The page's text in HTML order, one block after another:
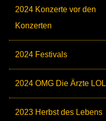
2024 Konzerte vor den
Konzerten
2024 Festivals
2024 OMG Die Ärzte LOL
2023 Herbst des Lebens